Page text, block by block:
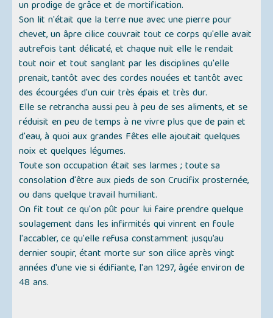
un prodige de grâce et de mortification.
Son lit n'était que la terre nue avec une pierre pour
chevet, un âpre cilice couvrait tout ce corps qu'elle avait
autrefois tant délicaté, et chaque nuit elle le rendait
tout noir et tout sanglant par les disciplines qu'elle
prenait, tantôt avec des cordes nouées et tantôt avec
des écourgées d'un cuir très épais et très dur.
Elle se retrancha aussi peu à peu de ses aliments, et se
réduisit en peu de temps à ne vivre plus que de pain et
d'eau, à quoi aux grandes Fêtes elle ajoutait quelques
noix et quelques légumes.
Toute son occupation était ses larmes ; toute sa
consolation d'être aux pieds de son Crucifix prosternée,
ou dans quelque travail humiliant.
On fit tout ce qu'on pût pour lui faire prendre quelque
soulagement dans les infirmités qui vinrent en foule
l'accabler, ce qu'elle refusa constamment jusqu’au
dernier soupir, étant morte sur son cilice après vingt
années d'une vie si édifiante, l'an 1297, âgée environ de
48 ans.